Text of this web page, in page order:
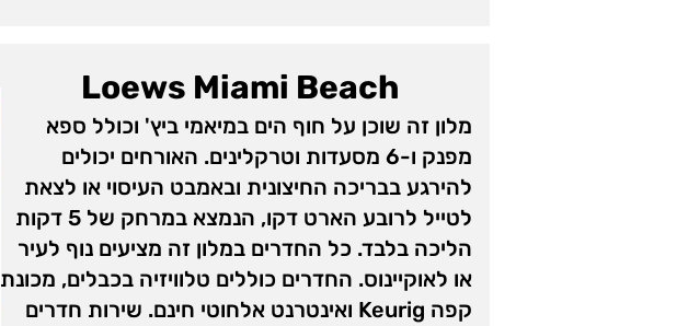
Loews Miami Beach
מלון זה שוכן על חוף הים במיאמי ביץ' וכולל ספא
מפנק ו-6 מסעדות וטרקלינים. האורחים יכולים
להירגע בבריכה החיצונית ובאמבט העיסוי או לצאת
לטייל לרובע הארט דקו, הנמצא במרחק של 5 דקות
הליכה בלבד. כל החדרים במלון זה מציעים נוף לעיר
או לאוקיינוס. החדרים כוללים טלוויזיה בכבלים, מכונת
קפה Keurig ואינטרנט אלחוטי חינם. שירות חדרים